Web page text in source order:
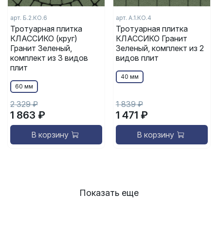
арт. Б.2.КО.6
Тротуарная плитка
КЛАССИКО (круг)
Гранит Зеленый,
комплект из 3 видов
плит
60 мм
2 329 ₽
1 863 ₽
В корзину
арт. А.1.КО.4
Тротуарная плитка
КЛАССИКО Гранит
Зеленый, комплект из 2
видов плит
40 мм
1 839 ₽
1 471 ₽
В корзину
Показать еще